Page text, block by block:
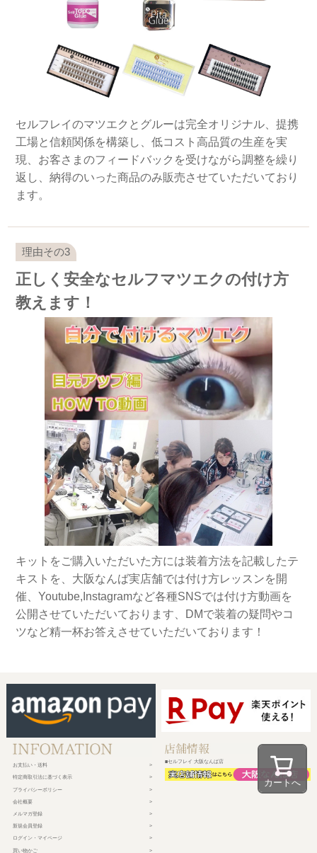
カートへ
セルフレイのマツエクとグルーは完全オリジナル、提携
工場と信頼関係を構築し、低コスト高品質の生産を実
現、お客さまのフィードバックを受けながら調整を繰り
返し、納得のいった商品のみ販売させていただいており
ます。
正しく安全なセルフマツエクの付け方
教えます！
キットをご購入いただいた方には装着方法を記載したテ
キストを、大阪なんば実店舗では付け方レッスンを開
催、Youtube,Instagramなど各種SNSでは付け方動画を
公開させていただいております、DMで装着の疑問やコ
ツなど精一杯お答えさせていただいております！
お支払い・送料
特定商取引法に基づく表示
プライバシーポリシー
会社概要
メルマガ登録
新規会員登録
ログイン・マイページ
買い物かご
■セルフレイ 大阪なんば店